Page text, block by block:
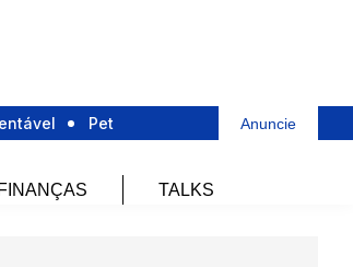
Pet Anuncie
FINANÇAS TALKS